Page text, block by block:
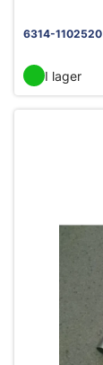
6314-1102520
I lager